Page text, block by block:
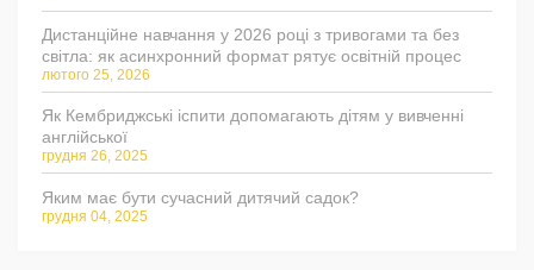
Дистанційне навчання у 2026 році з тривогами та без
світла: як асинхронний формат рятує освітній процес
лютого 25, 2026
Як Кембриджські іспити допомагають дітям у вивченні
англійської
грудня 26, 2025
Яким має бути сучасний дитячий садок?
грудня 04, 2025